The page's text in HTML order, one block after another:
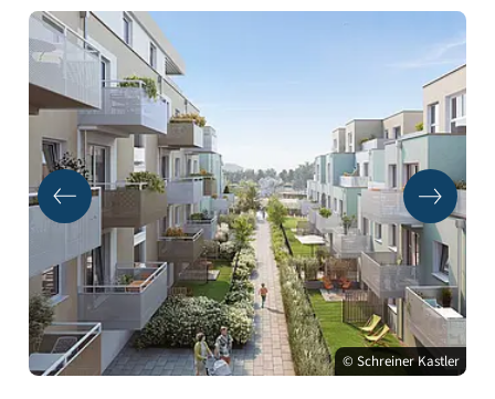
© Schreiner Kastler